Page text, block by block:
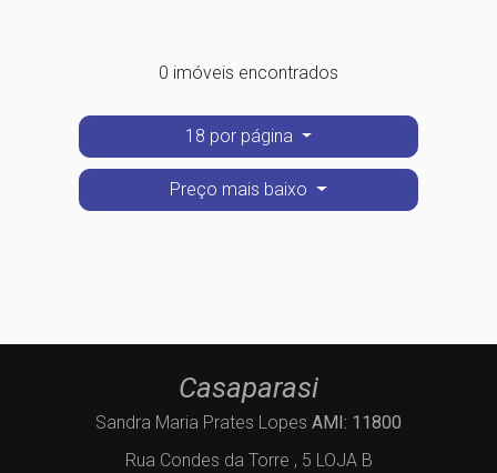
0 imóveis encontrados
18 por página
Preço mais baixo
Casaparasi
Sandra Maria Prates Lopes AMI: 11800
Rua Condes da Torre , 5 LOJA B